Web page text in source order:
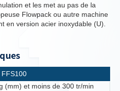
et les met au pas de la
Flowpack ou autre machine
en version acier inoxydable (U).
FFS100
(mm) et moins de 300 tr/min